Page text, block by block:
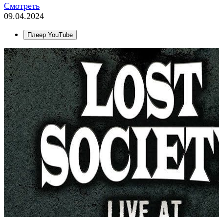
Смотреть
09.04.2024
Плеер YouTube